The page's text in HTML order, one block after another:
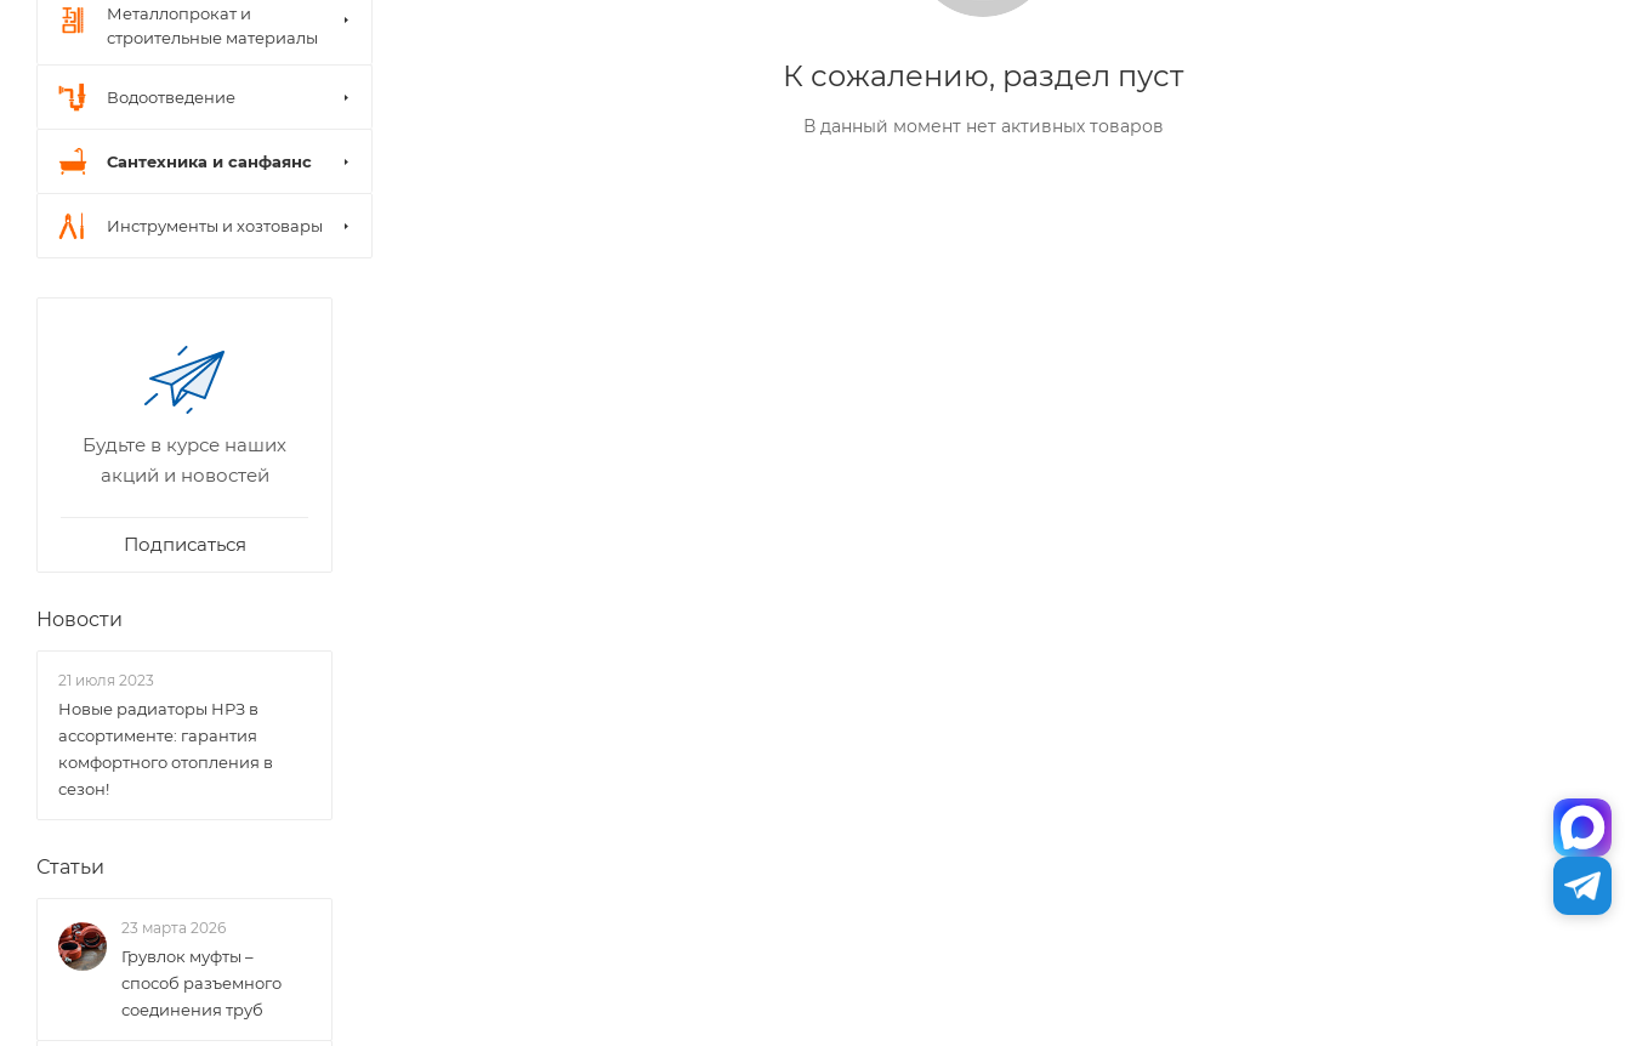
К сожалению, раздел пуст
В данный момент нет активных товаров
Металлопрокат и
строительные материалы
Водоотведение
Сантехника и санфаянс
Инструменты и хозтовары
Будьте в курсе наших
акций и новостей
Подписаться
Новости
21 июля 2023
Новые радиаторы НРЗ в
ассортименте: гарантия
комфортного отопления в
сезон!
Статьи
23 марта 2026
Грувлок муфты –
способ разъемного
соединения труб